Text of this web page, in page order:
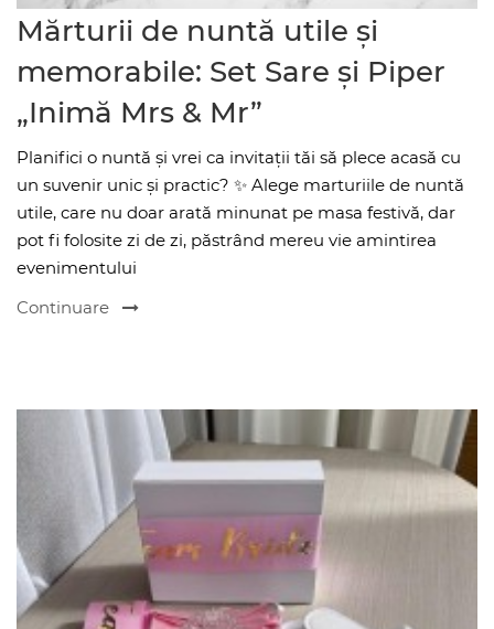
Mărturii de nuntă utile și
memorabile: Set Sare și Piper
„Inimă Mrs & Mr”
Planifici o nuntă și vrei ca invitații tăi să plece acasă cu
un suvenir unic și practic? ✨ Alege marturiile de nuntă
utile, care nu doar arată minunat pe masa festivă, dar
pot fi folosite zi de zi, păstrând mereu vie amintirea
evenimentului
Continuare